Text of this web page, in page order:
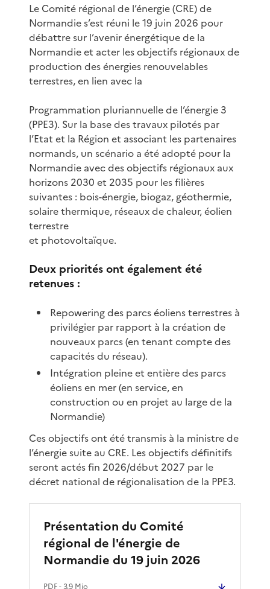
Le Comité régional de l’énergie (CRE) de
Normandie s’est réuni le 19 juin 2026 pour
débattre sur l’avenir énergétique de la
Normandie et acter les objectifs régionaux de
production des énergies renouvelables
terrestres, en lien avec la
Programmation pluriannuelle de l’énergie 3
(PPE3). Sur la base des travaux pilotés par
l’Etat et la Région et associant les partenaires
normands, un scénario a été adopté pour la
Normandie avec des objectifs régionaux aux
horizons 2030 et 2035 pour les filières
suivantes : bois-énergie, biogaz, géothermie,
solaire thermique, réseaux de chaleur, éolien
terrestre
et photovoltaïque.
Deux priorités ont également été
retenues :
Repowering des parcs éoliens terrestres à
privilégier par rapport à la création de
nouveaux parcs (en tenant compte des
capacités du réseau).
Intégration pleine et entière des parcs
éoliens en mer (en service, en
construction ou en projet au large de la
Normandie)
Ces objectifs ont été transmis à la ministre de
l’énergie suite au CRE. Les objectifs définitifs
seront actés fin 2026/début 2027 par le
décret national de régionalisation de la PPE3.
Présentation du Comité
régional de l'énergie de
Normandie du 19 juin 2026
PDF- 3.9 Mio